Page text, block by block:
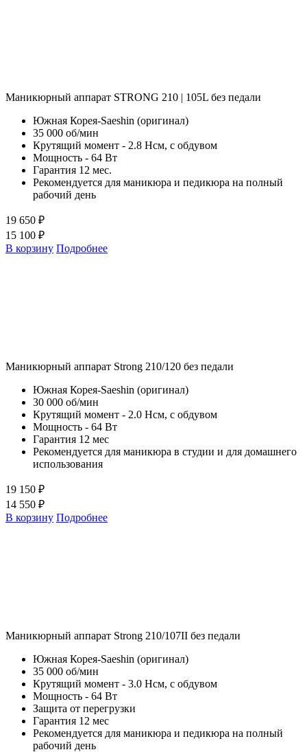
Маникюрный аппарат STRONG 210 | 105L без педали
Южная Корея-Saeshin (оригинал)
35 000 об/мин
Крутящий момент - 2.8 Нсм, с обдувом
Мощность - 64 Вт
Гарантия 12 мес.
Рекомендуется для маникюра и педикюра на полный
рабочий день
19 650 ₽
15 100 ₽
В корзину Подробнее
Маникюрный аппарат Strong 210/120 без педали
Южная Корея-Saeshin (оригинал)
30 000 об/мин
Крутящий момент - 2.0 Нсм, с обдувом
Мощность - 64 Вт
Гарантия 12 мес
Рекомендуется для маникюра в студии и для домашнего
использования
19 150 ₽
14 550 ₽
В корзину Подробнее
Маникюрный аппарат Strong 210/107II без педали
Южная Корея-Saeshin (оригинал)
35 000 об/мин
Крутящий момент - 3.0 Нсм, с обдувом
Мощность - 64 Вт
Защита от перегрузки
Гарантия 12 мес
Рекомендуется для маникюра и педикюра на полный
рабочий день